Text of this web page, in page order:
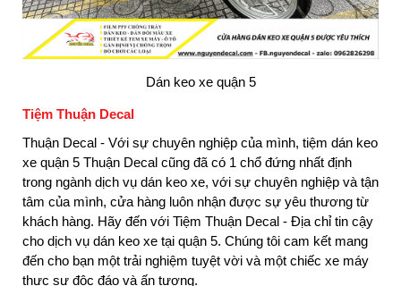
Dán keo xe quận 5
Tiệm Thuận Decal
Thuận Decal - Với sự chuyên nghiệp của mình, tiệm dán keo
xe quận 5 Thuận Decal cũng đã có 1 chổ đứng nhất định
trong ngành dịch vụ dán keo xe, với sự chuyên nghiệp và tận
tâm của mình, cửa hàng luôn nhận được sự yêu thương từ
khách hàng. Hãy đến với Tiệm Thuận Decal - Địa chỉ tin cậy
cho dịch vụ dán keo xe tại quận 5. Chúng tôi cam kết mang
đến cho bạn một trải nghiệm tuyệt vời và một chiếc xe máy
thực sự độc đáo và ấn tượng.